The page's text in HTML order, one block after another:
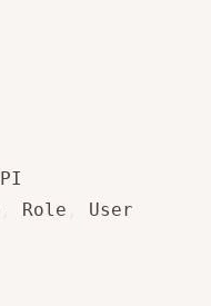
Role
User